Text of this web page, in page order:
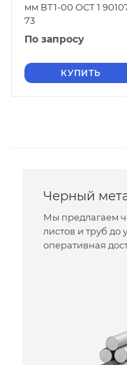
мм ВТ1-00 ОСТ 1
73
По запросу
КУПИТЬ
Черный
Мы предлагаем
листов и труб до
оперативная